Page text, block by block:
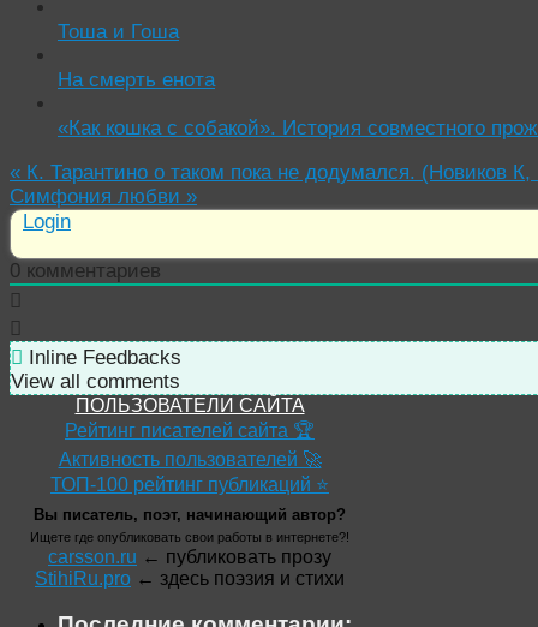
Тоша и Гоша
На смерть енота
«Как кошка с собакой». История совместного
« К. Тарантино о таком пока не додумался. (Новиков К,
Симфония любви »
Login
0 комментариев
Inline Feedbacks
View all comments
ПОЛЬЗОВАТЕЛИ САЙТА
Рейтинг писателей сайта 🏆
Активность пользователей 🚀
ТОП-100 рейтинг публикаций ⭐
Вы писатель, поэт, начинающий автор?
Ищете где опубликовать свои работы в интернете?!
carsson.ru ← публиковать прозу
StihiRu.pro ← здесь поэзия и стихи